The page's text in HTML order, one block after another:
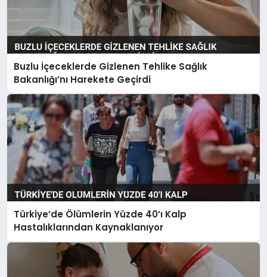
Buzlu İçeceklerde Gizlenen Tehlike Sağlık
Bakanlığı’nı Harekete Geçirdi
Türkiye’de Ölümlerin Yüzde 40’ı Kalp
Hastalıklarından Kaynaklanıyor